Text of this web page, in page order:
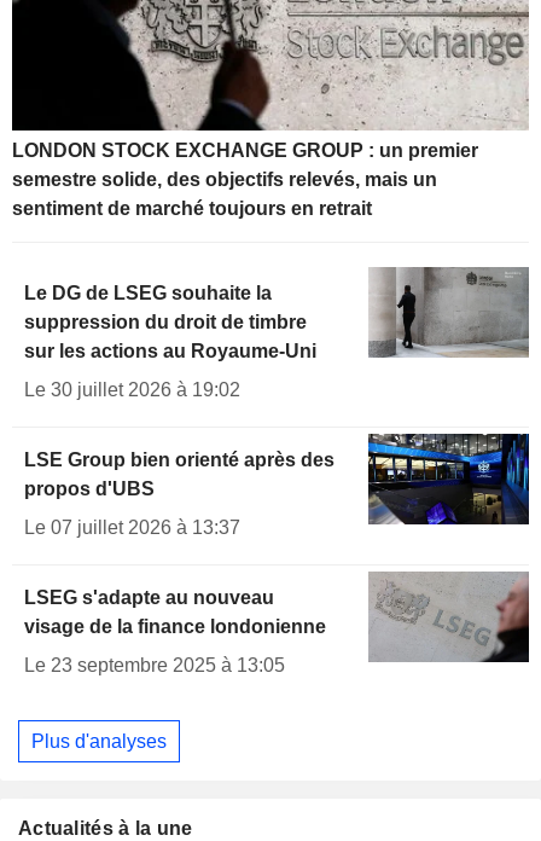
LONDON STOCK EXCHANGE GROUP : un premier
semestre solide, des objectifs relevés, mais un
sentiment de marché toujours en retrait
Le DG de LSEG souhaite la
suppression du droit de timbre
sur les actions au Royaume-Uni
Le 30 juillet 2026 à 19:02
LSE Group bien orienté après des
propos d'UBS
Le 07 juillet 2026 à 13:37
LSEG s'adapte au nouveau
visage de la finance londonienne
Le 23 septembre 2025 à 13:05
Plus d'analyses
Actualités à la une